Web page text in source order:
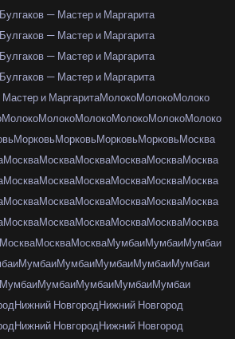
— Мастер и Маргарита
— Мастер и Маргарита
— Мастер и Маргарита
— Мастер и Маргарита
и МаргаритаМолокоМолокоМолоко
МолокоМолокоМолокоМолокоМолокоМолоко
МорковьМорковьМорковьМорковьМосква
МоскваМоскваМоскваМоскваМоскваМосква
МоскваМоскваМоскваМоскваМоскваМосква
МоскваМоскваМоскваМоскваМоскваМосква
МоскваМоскваМоскваМоскваМоскваМосква
МоскваМоскваМоскваМумбаиМумбаиМумбаи
МумбаиМумбаиМумбаиМумбаиМумбаи
МумбаиМумбаиМумбаиМумбаиМумбаи
Нижний НовгородНижний Новгород
Нижний НовгородНижний Новгород